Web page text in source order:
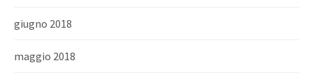
giugno 2018
maggio 2018